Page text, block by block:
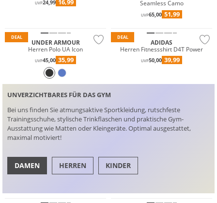
UVP24,99
Seamless Camo
UVP65,00 51,99
DEAL
UNDER ARMOUR
Herren Polo UA Icon
UVP45,00 35,99
DEAL
ADIDAS
Herren Fitnessshirt D4T Power
UVP50,00 39,99
UNVERZICHTBARES FÜR DAS GYM
Bei uns finden Sie atmungsaktive Sportkleidung, rutschfeste
Trainingsschuhe, stylische Trinkflaschen und praktische Gym-
Ausstattung wie Matten oder Kleingeräte. Optimal ausgestattet,
maximal motiviert!
DAMEN HERREN KINDER
SCHUHE TOPS